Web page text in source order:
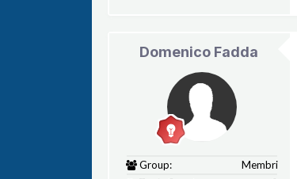
Domenico Fadda
Group:
Membri